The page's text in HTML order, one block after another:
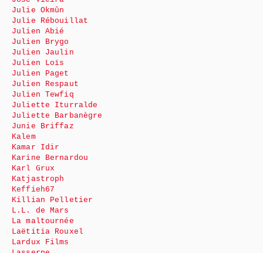
Julie Okmûn
Julie Rébouillat
Julien Abié
Julien Brygo
Julien Jaulin
Julien Loïs
Julien Paget
Julien Respaut
Julien Tewfiq
Juliette Iturralde
Juliette Barbanègre
Junie Briffaz
Kalem
Kamar Idir
Karine Bernardou
Karl Grux
Katjastroph
Keffieh67
Killian Pelletier
L.L. de Mars
La maltournée
Laëtitia Rouxel
Lardux Films